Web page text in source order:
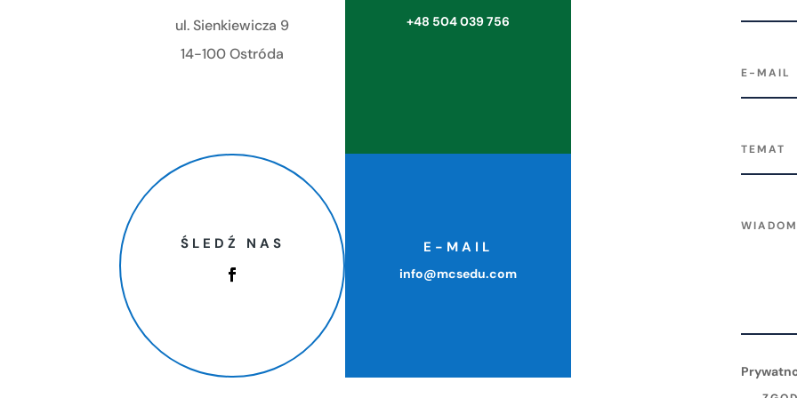
ul. Sienkiewicza 9
14-100 Ostróda
+48 504 039 756
ŚLEDŹ NAS E-MAIL
info@mcsedu.com